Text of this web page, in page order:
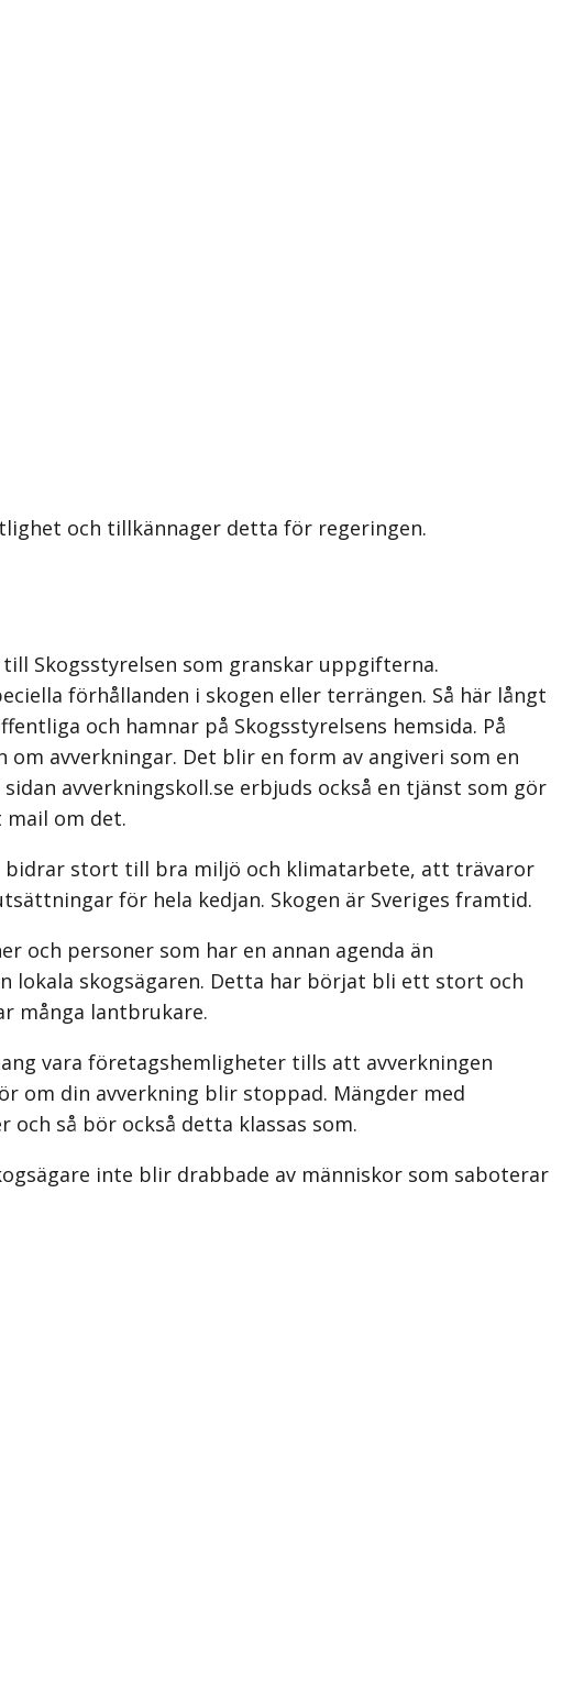
och tillkännager detta för regeringen.
Skogsstyrelsen som granskar uppgifterna.
förhållanden i skogen eller terrängen. Så här långt
och hamnar på Skogsstyrelsens hemsida. På
avverkningar. Det blir en form av angiveri som en
avverkningskoll.se erbjuds också en tjänst som gör
mail om det.
bidrar stort till bra miljö och klimatarbete, att trävaror
för hela kedjan. Skogen är Sveriges framtid.
och personer som har en annan agenda än
lokala skogsägaren. Detta har börjat bli ett stort och
många lantbrukare.
vara företagshemligheter tills att avverkningen
om din avverk­ning blir stoppad. Mängder med
så bör också detta klassas som.
inte blir drabbade av människor som saboterar